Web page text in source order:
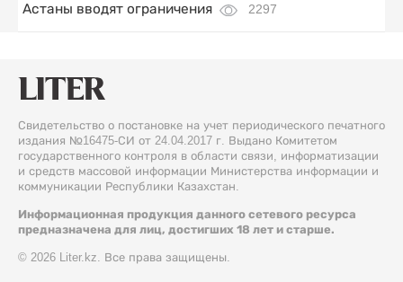
Астаны вводят ограничения
2297
Свидетельство о постановке на учет периодического печатного
издания №16475-СИ от 24.04.2017 г. Выдано Комитетом
государственного контроля в области связи, информатизации
и средств массовой информации Министерства информации и
коммуникации Республики Казахстан.
Информационная продукция данного сетевого ресурса
предназначена для лиц, достигших 18 лет и старше.
© 2026 Liter.kz. Все права защищены.